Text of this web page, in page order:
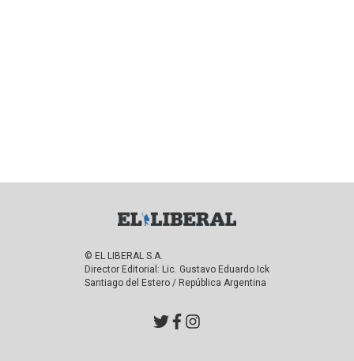
© EL LIBERAL S.A.
Director Editorial: Lic. Gustavo Eduardo Ick
Santiago del Estero / República Argentina